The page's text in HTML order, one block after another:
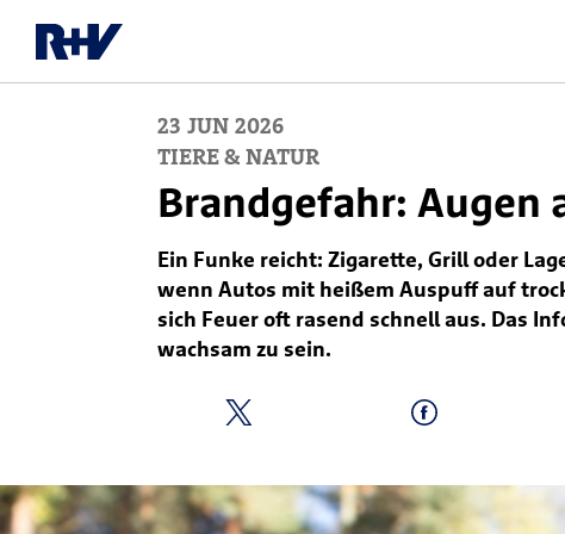
23 JUN 2026
TIERE & NATUR
Brandgefahr: Augen
Ein Funke reicht: Zigarette, Grill oder
wenn Autos mit heißem Auspuff auf
sich Feuer oft rasend schnell aus. Das
wachsam zu sein.